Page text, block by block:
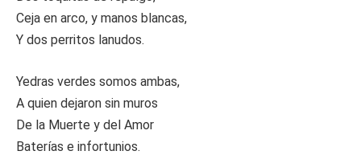
Ceja en arco, y manos blancas,
Y dos perritos lanudos.
Yedras verdes somos ambas,
A quien dejaron sin muros
De la Muerte y del Amor
Baterías e infortunios.